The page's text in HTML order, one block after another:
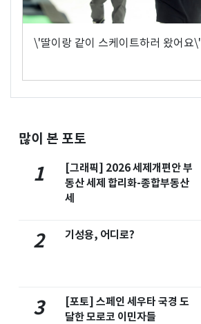
\'딸이랑 같이 스케이트하러 왔어요\'
많이 본 포토
1
[그래픽] 2026 세제개편안 부
동산 세제 합리화-종합부동산
세
2 기성용, 어디로?
3
[포토] 스페인 세우타 국경 도
달한 모로코 이민자들